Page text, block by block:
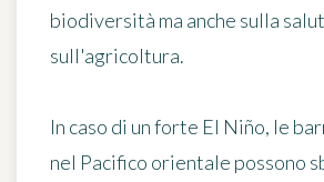
biodiversità ma anche sulla
sull'agricoltura.
In caso di un forte El Niño, le
nel Pacifico orientale possono